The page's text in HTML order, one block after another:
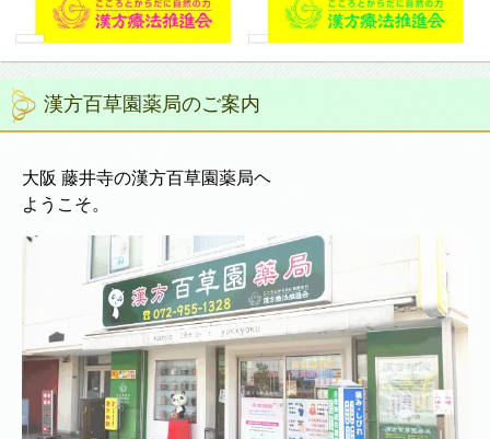
漢方百草園薬局のご案内
大阪 藤井寺の漢方百草園薬局ヘ
ようこそ。